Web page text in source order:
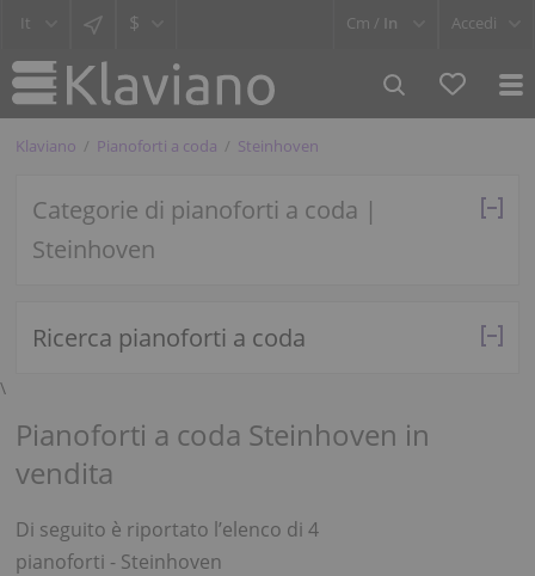
$ Cm / In Accedi
Klaviano Pianoforti a coda Steinhoven
Categorie di pianoforti a coda |
Steinhoven
Ricerca pianoforti a coda
\
Pianoforti a coda Steinhoven in
vendita
Di seguito è riportato l’elenco di 4
pianoforti - Steinhoven